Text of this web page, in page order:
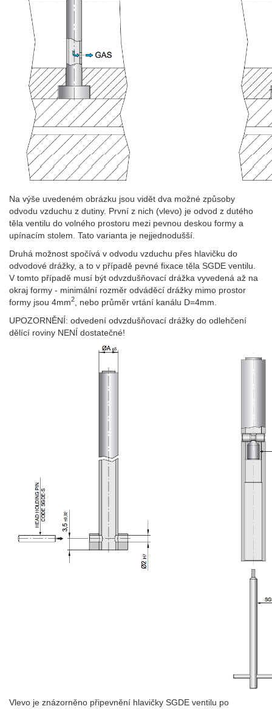
Na výše uvedeném obrázku jsou vidět dva možné způsoby
odvodu vzduchu z dutiny. První z nich (vlevo) je odvod z dutého
těla ventilu do volného prostoru mezi pevnou deskou formy a
upínacím stolem. Tato varianta je nejjednodušší.
Druhá možnost spočívá v odvodu vzduchu přes hlavičku do
odvodové drážky, a to v případě pevné fixace těla SGDE ventilu.
V tomto případě musí být odvzdušňovací drážka vyvedená až na
okraj formy - minimální rozměr odváděcí drážky mimo prostor
formy jsou 4mm2
, nebo průměr vrtání kanálu D=4mm.
UPOZORNĚNÍ: odvedení odvzdušňovací drážky do odlehčení
dělící roviny NENÍ dostatečné!
Vlevo je znázorněno připevnění hlavičky SGDE ventilu po